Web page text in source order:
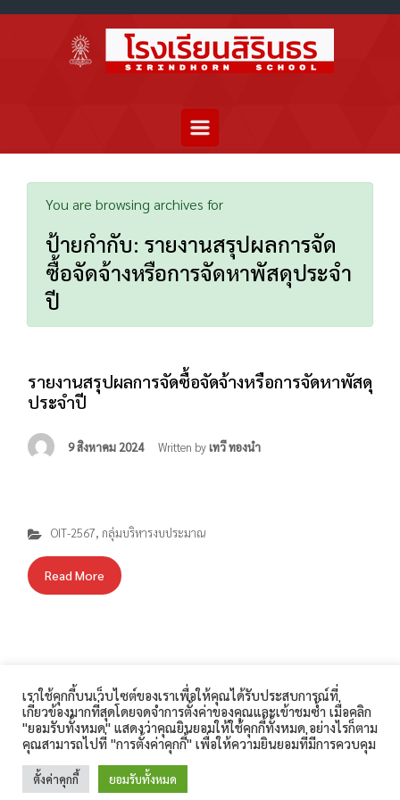
You are browsing archives for
ป้ายกำกับ: รายงานสรุปผลการจัด
ซื้อจัดจ้างหรือการจัดหาพัสดุประจำ
ปี
รายงานสรุปผลการจัดซื้อจัดจ้างหรือการจัดหาพัสดุ
ประจำปี
9 สิงหาคม 2024 Written byเทวี ทองนำ
OIT-2567, กลุ่มบริหารงบประมาณ
Read More
โรงเรียนสิรินธร 360 ถนนเทศบาล 1 ตำบลในเมือง อำเภอเมือง
สุรินทร์ จังหวัดสุรินทร์ 32000 โทรศัพท์ : 044-511-189
โทรสาร : 044-513-187 E-Mail :
sirindhorn.surin@gmail.com
เราใช้คุกกี้บนเว็บไซต์ของเราเพื่อให้คุณได้รับประสบการณ์ที่
เกี่ยวข้องมากที่สุดโดยจดจำการตั้งค่าของคุณและเข้าชมซ้ำ เมื่อคลิก
"ยอมรับทั้งหมด" แสดงว่าคุณยินยอมให้ใช้คุกกี้ทั้งหมด อย่างไรก็ตาม
คุณสามารถไปที่ "การตั้งค่าคุกกี้" เพื่อให้ความยินยอมที่มีการควบคุม
ตั้งค่าคุกกี้ ยอมรับทั้งหมด